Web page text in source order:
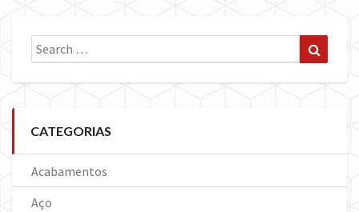
Search
for:
CATEGORIAS
Acabamentos
Aço